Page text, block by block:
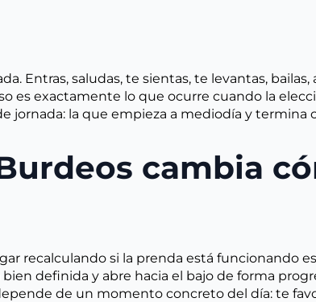
Entras, saludas, te sientas, te levantas, bailas,
es exactamente lo que ocurre cuando la
jornada: la que empieza a mediodía y termina
cambia
recalculando si la prenda está funcionando
definida y abre hacia el bajo de forma
de un momento concreto del día: te